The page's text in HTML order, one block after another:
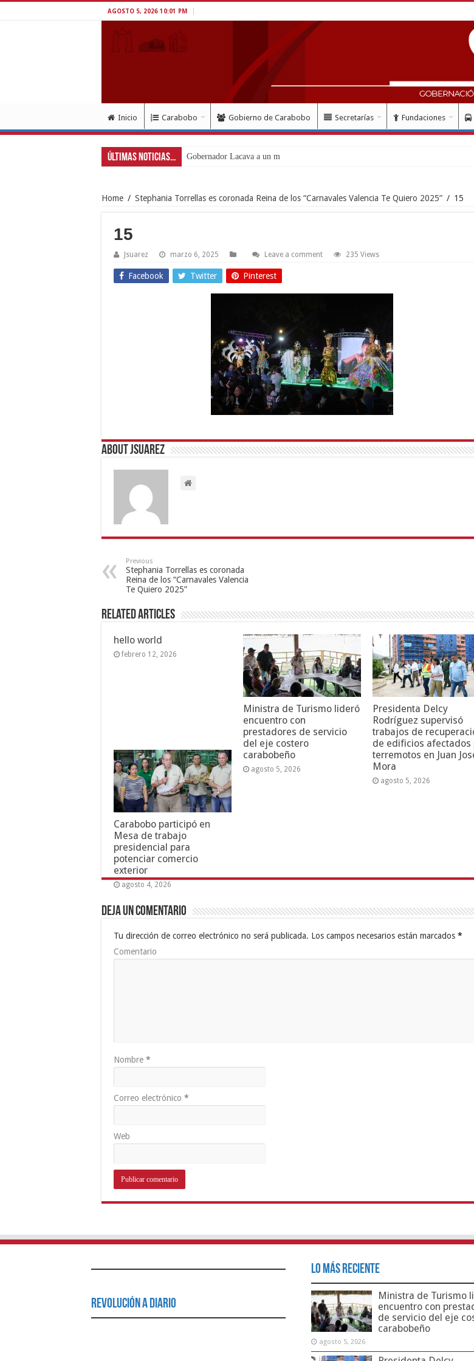
AGOSTO 5, 2026 10:01 PM
Inicio Carabobo Gobierno de Carabobo Secretarías Fundaciones
Últimas Noticias... Gobernador Lacava a un mes del doblete s
Home / Stephania Torrellas es coronada Reina de los “Carnavales Valencia Te Quiero 2025” / 15
15
Jsuarez marzo 6, 2025 Leave a comment 235 Views
Facebook Twitter Pinterest
About Jsuarez
Previous
Stephania Torrellas es coronada
Reina de los “Carnavales Valencia
Te Quiero 2025”
Related Articles
hello world
febrero 12, 2026
Ministra de Turismo lideró
encuentro con
prestadores de servicio
del eje costero
carabobeño
agosto 5, 2026
Presidenta Delcy
Rodríguez supervisó
trabajos de
de edificios afectados
terremotos en Juan
Mora
agosto 5, 2026
Carabobo participó en
Mesa de trabajo
presidencial para
potenciar comercio
exterior
agosto 4, 2026
Deja un comentario
Tu dirección de correo electrónico no será publicada. Los campos necesarios están marcados *
Comentario
Nombre *
Correo electrónico *
Web
Revolución a Diario
Lo Más Reciente
Ministra de Turismo
encuentro con
de servicio del eje
carabobeño
agosto 5, 2026